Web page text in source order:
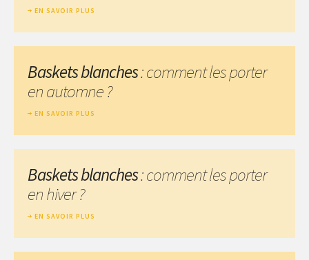
EN SAVOIR PLUS
Baskets blanches: comment les porter
en automne ?
EN SAVOIR PLUS
Baskets blanches: comment les porter
en hiver ?
EN SAVOIR PLUS